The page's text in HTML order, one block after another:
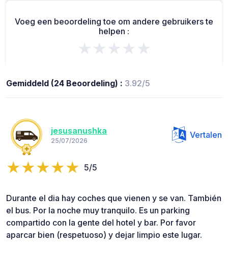
Voeg een beoordeling toe om andere gebruikers te
helpen :
★★★★★
Gemiddeld (24 Beoordeling) : 3.92/5
jesusanushka
25/07/2026
Vertalen
5/5
Durante el dia hay coches que vienen y se van. También
el bus. Por la noche muy tranquilo. Es un parking
compartido con la gente del hotel y bar. Por favor
aparcar bien (respetuoso) y dejar limpio este lugar.